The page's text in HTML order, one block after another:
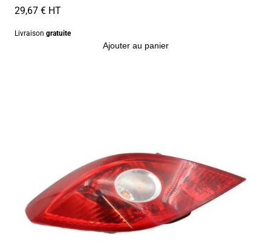
29,67 € HT
Livraison gratuite
Ajouter au panier